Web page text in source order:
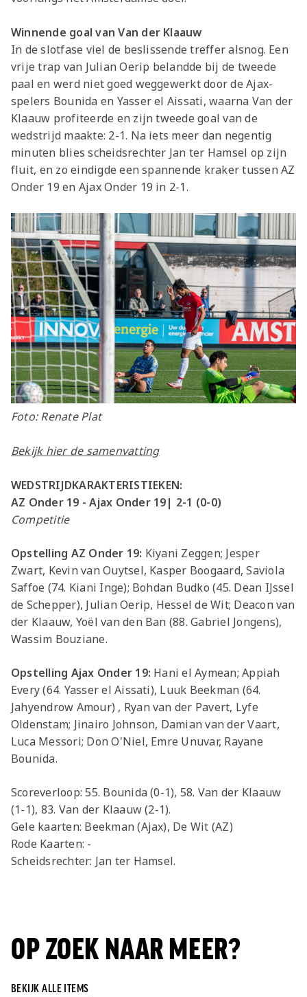
Winnende goal van Van der Klaauw
In de slotfase viel de beslissende treffer alsnog. Een
vrije trap van Julian Oerip belandde bij de tweede
paal en werd niet goed weggewerkt door de Ajax-
spelers Bounida en Yasser el Aissati, waarna Van der
Klaauw profiteerde en zijn tweede goal van de
wedstrijd maakte: 2-1. Na iets meer dan negentig
minuten blies scheidsrechter Jan ter Hamsel op zijn
fluit, en zo eindigde een spannende kraker tussen AZ
Onder 19 en Ajax Onder 19 in 2-1.
Foto: Renate Plat
Bekijk hier de samenvatting
WEDSTRIJDKARAKTERISTIEKEN:
AZ Onder 19 - Ajax Onder 19| 2-1 (0-0)
Competitie
Opstelling AZ Onder 19: Kiyani Zeggen; Jesper
Zwart, Kevin van Ouytsel, Kasper Boogaard, Saviola
Saffoe (74. Kiani Inge); Bohdan Budko (45. Dean IJssel
de Schepper), Julian Oerip, Hessel de Wit; Deacon van
der Klaauw, Yoël van den Ban (88. Gabriel Jongens),
Wassim Bouziane.
Opstelling Ajax Onder 19: Hani el Aymean; Appiah
Every (64. Yasser el Aissati), Luuk Beekman (64.
Jahyendrow Amour) , Ryan van der Pavert, Lyfe
Oldenstam; Jinairo Johnson, Damian van der Vaart,
Luca Messori; Don O'Niel, Emre Unuvar, Rayane
Bounida.
Scoreverloop: 55. Bounida (0-1), 58. Van der Klaauw
(1-1), 83. Van der Klaauw (2-1).
Gele kaarten: Beekman (Ajax), De Wit (AZ)
Rode Kaarten: -
Scheidsrechter: Jan ter Hamsel.
OP ZOEK NAAR MEER?
BEKIJK ALLE ITEMS